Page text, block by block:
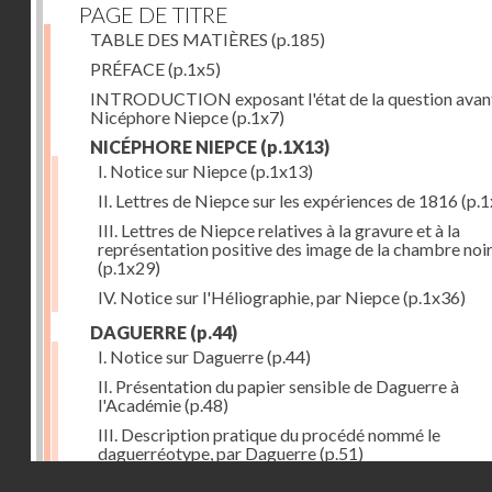
PAGE DE TITRE
TABLE DES MATIÈRES (p.185)
PRÉFACE(p.1x5)
INTRODUCTION exposant l'état de la question
Nicéphore Niepce(p.1x7)
NICÉPHORE NIEPCE (p.1X13)
I. Notice sur Niepce(p.1x13)
II. Lettres de Niepce sur les expériences de 1816
III. Lettres de Niepce relatives à la gravure et à la
représentation positive des image de la chambre
(p.1x29)
IV. Notice sur l'Héliographie, par Niepce(p.1x36)
DAGUERRE (p.44)
I. Notice sur Daguerre(p.44)
II. Présentation du papier sensible de Daguerre à
l'Académie(p.48)
III. Description pratique du procédé nommé le
daguerréotype, par Daguerre(p.51)